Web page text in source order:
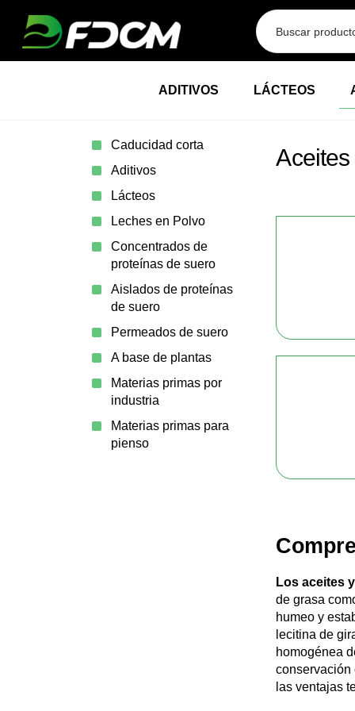
ADITIVOS LÁCTEOS
Caducidad corta
Aditivos
Lácteos
Leches en Polvo
Concentrados de
proteínas de suero
Aislados de proteínas
de suero
Permeados de suero
A base de plantas
Materias primas por
industria
Materias primas para
pienso
Los aceites
de grasa
humeo y
lecitina de
homogénea
conservación
las ventajas